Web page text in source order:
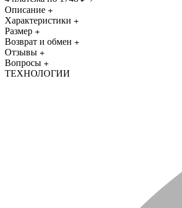
Описание
Характеристики
Размер
Возврат и обмен
Отзывы
Вопросы
ТЕХНОЛОГИИ